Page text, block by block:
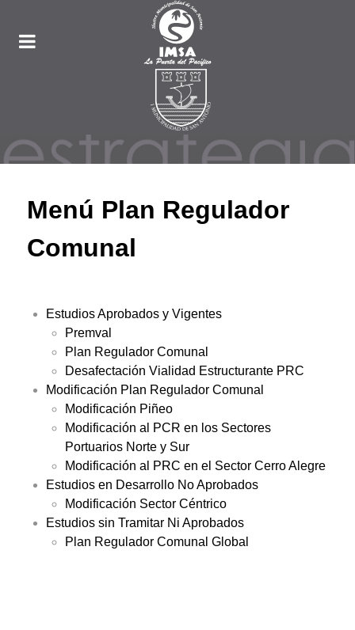
Menú Plan Regulador
Comunal
Estudios Aprobados y Vigentes
Premval
Plan Regulador Comunal
Desafectación Vialidad Estructurante PRC
Modificación Plan Regulador Comunal
Modificación Piñeo
Modificación al PCR en los Sectores
Portuarios Norte y Sur
Modificación al PRC en el Sector Cerro Alegre
Estudios en Desarrollo No Aprobados
Modificación Sector Céntrico
Estudios sin Tramitar Ni Aprobados
Plan Regulador Comunal Global